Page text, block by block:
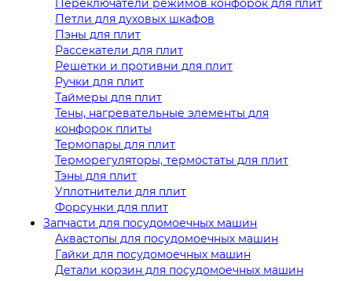
Петли для духовых шкафов
Пэны для плит
Рассекатели для плит
Решетки и противни для плит
Ручки для плит
Таймеры для плит
Тены, нагревательные элементы для
конфорок плиты
Термопары для плит
Терморегуляторы, термостаты для плит
Тэны для плит
Уплотнители для плит
Форсунки для плит
Запчасти для посудомоечных машин
Аквастопы для посудомоечных машин
Гайки для посудомоечных машин
Детали корзин для посудомоечных машин